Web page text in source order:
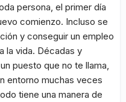
persona, el primer día
comienzo. Incluso se
y conseguir un empleo
la vida. Décadas y
puesto que no te llama,
entorno muchas veces
tiene una manera de